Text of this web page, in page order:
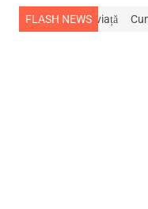
FLASH NEWS
s-a stins din viață Cum își